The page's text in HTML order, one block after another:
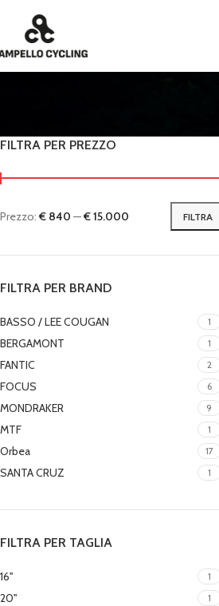
FILTRA PER PREZZO
FILTRA
Prezzo: € 840 —€ 15.000
FILTRA PER BRAND
BASSO / LEE COUGAN 1
BERGAMONT 1
FANTIC 2
FOCUS 6
MONDRAKER 9
MTF 1
Orbea 17
SANTA CRUZ 1
FILTRA PER TAGLIA
16'' 1
20'' 1